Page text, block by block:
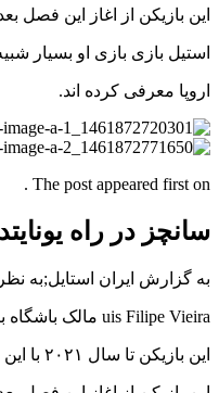
این بازیکن از اغاز این فصل
استیل بازی بازی او بسیار
اروپا معرفی کرده اند.
The post appeared first on .
سانچز در راه
به گزارش ایران استایل;به نظر میرسد که
uis Filipe Vieira مالک باشگاه بنفیکا به منچستر رفته است تا درباره انتقال هافبک ۱۸ ساله خود با سران یونایتد گفتگو کند.
این بازیکن تا سال ۲۰۲۱ با این بازیکن قرارداد دارد و ۶۰میلیون پوند هزینه لغو قرارداداین بازیکن پرتغالی است ولی به نظر میرسد که سران این باشگاه با ۴۶میلیون پوند به توافق رسیده اند.